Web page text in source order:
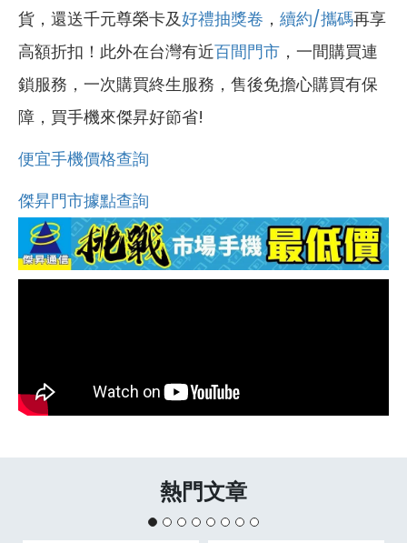
貨，還送千元尊榮卡及好禮抽獎卷 ， 續約/攜碼再享
高額折扣！此外在台灣有近百間門市 ，一間購買連
鎖服務，一次購買終生服務，售後免擔心購買有保
障，買手機來傑昇好節省!
便宜手機價格查詢
傑昇門市據點查詢
熱門文章